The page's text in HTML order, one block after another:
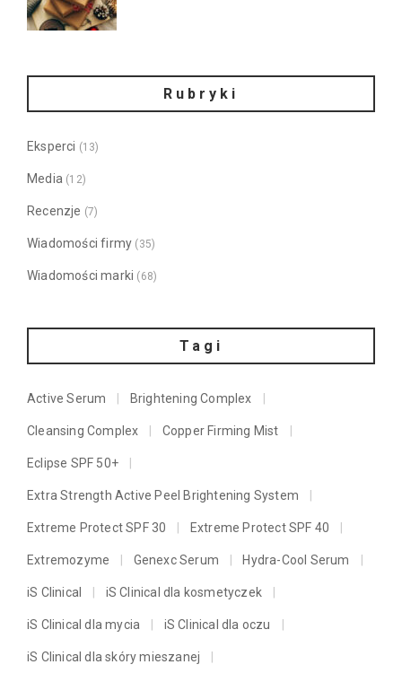
Rubryki
Eksperci (13)
Media (12)
Recenzje (7)
Wiadomości firmy (35)
Wiadomości marki (68)
Tagi
Active Serum Brightening Complex
Cleansing Complex Copper Firming Mist
Eclipse SPF 50+
Extra Strength Active Peel Brightening System
Extreme Protect SPF 30 Extreme Protect SPF 40
Extremozyme Genexc Serum Hydra-Cool Serum
iS Clinical iS Clinical dla kosmetyczek
iS Clinical dla mycia iS Clinical dla oczu
iS Clinical dla skóry mieszanej